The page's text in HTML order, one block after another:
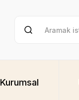
Kurumsal